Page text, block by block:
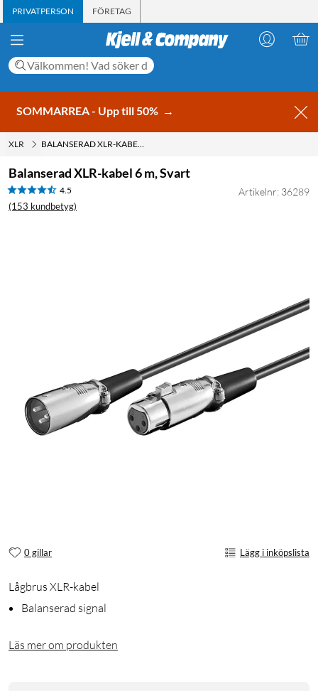
PRIVATPERSON FÖRETAG
SOMMARREA - Upp till 50% →
XLR BALANSERAD XLR-KABEL 6 M, SVART
Balanserad XLR-kabel 6 m, Svart
4.5
(153 kundbetyg)
Artikelnr: 36289
0 gillar Lägg i inköpslista
Lågbrus XLR-kabel
Balanserad signal
Läs mer om produkten